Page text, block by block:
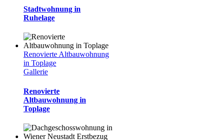
Stadtwohnung in
Ruhelage
Renovierte Altbauwohnung
in Toplage
Gallerie
Renovierte
Altbauwohnung in
Toplage